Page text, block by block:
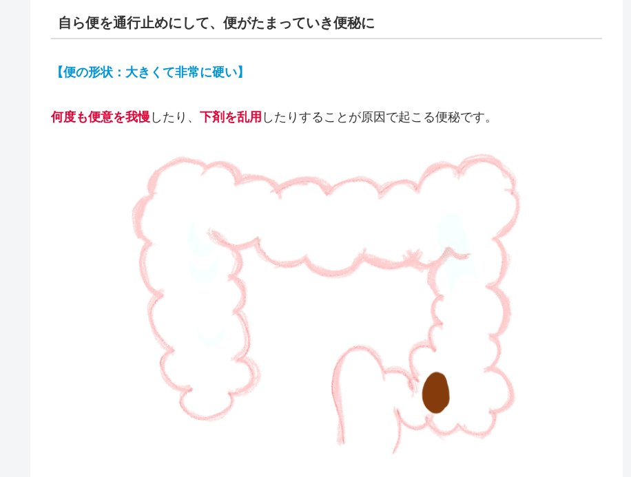
自ら便を通行止めにして、便がたまっていき便秘に
【便の形状：大きくて非常に硬い】
何度も便意を我慢 したり、 下剤を乱用 したりすることが原因で起こる便秘です。